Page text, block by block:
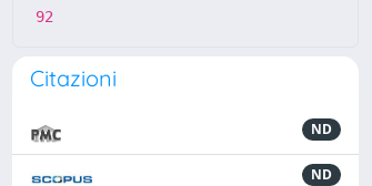
92
Citazioni
ND
ND